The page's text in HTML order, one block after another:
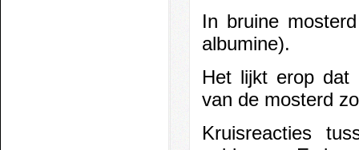
In bruine
albumine).
Het lijkt erop dat
van de mosterd
Kruisreacties